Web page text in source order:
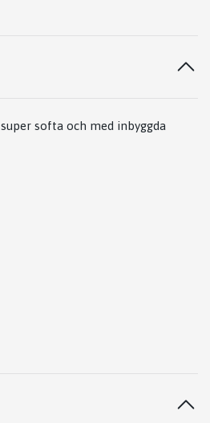
super softa och med inbyggda